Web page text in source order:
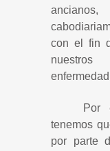
con el fin
Por
tenemos
por parte